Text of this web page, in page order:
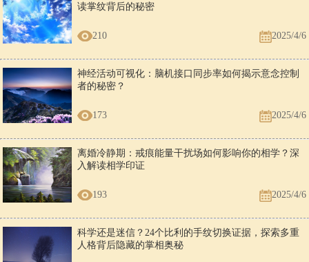
读掌纹背后的秘密
210 2025/4/6
神经活动可视化：脑机接口同步率如何揭示意念控制
者的秘密？
173 2025/4/6
离婚冷静期：戒痕能量干扰场如何影响你的相学？深
入解读相学印证
193 2025/4/6
科学还是迷信？24个比利的手纹切换证据，探索多重
人格背后隐藏的掌相奥秘